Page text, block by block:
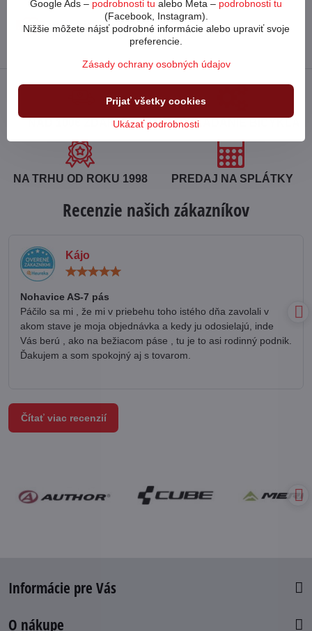
www​.bicykle-shop​.sk
NAD 100€ ZDARMA POSKLADANIE BICYKLA
NA TRHU OD ROKU 1998 PREDAJ NA SPLÁTKY
Recenzie našich zákazníkov
Kájo
Nohavice AS-7 pás
Páčilo sa mi , že mi v priebehu toho istého dňa zavolali v
akom stave je moja objednávka a kedy ju odosielajú, inde
Vás berú , ako na bežiacom páse , tu je to asi rodinný podnik.
Ďakujem a som spokojný aj s tovarom.
Čítať viac recenzií
Informácie pre Vás
O nákupe
Google Ads – podrobnosti tu alebo Meta – podrobnosti tu
(Facebook, Instagram).
Nižšie môžete nájsť podrobné informácie alebo upraviť svoje
preferencie.
Zásady ochrany osobných údajov
Ukázať podrobnosti
Prijať všetky cookies